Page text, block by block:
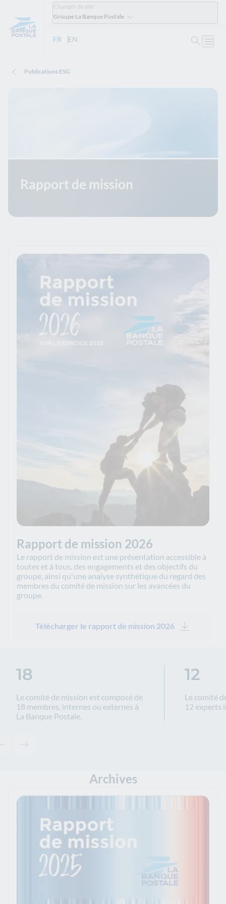
Changer de site
Groupe La Banque Postale
FR - Version française
EN
Publications ESG
Rapport de mission
Rapport de mission 2026
Le rapport de mission est une présentation accessible à
toutes et à tous, des engagements et des objectifs du
groupe, ainsi qu'une analyse synthétique du regard des
membres du comité de mission sur les avancées du
groupe.
Télécharger le rapport de mission 2026
18
Le comité de mission est composé de
18 membres, internes ou externes à
La Banque Postale.
12
Le comité
12 experts
Contenu précédent - keyfiguresgroup-d16306f7df
Contenu suivant - keyfiguresgroup-d16306f7df
Archives